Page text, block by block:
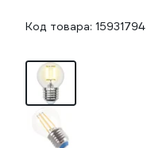
Код товара: 15931794